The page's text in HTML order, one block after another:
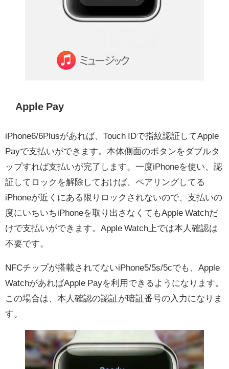
Apple Pay
iPhone6/6Plusがあれば、Touch IDで指紋認証してApple
Payで支払いができます。本体側面のボタンをダブルタ
ップすれば支払いが完了します。一度iPhoneを使い、認
証してロックを解除しておけば、ペアリングしてる
iPhoneが近くにある限りロックされないので、支払いの
度にいちいちiPhoneを取り出さなくてもApple Watchだ
けで支払いができます。Apple Watch上では本人確認は
不要です。
NFCチップが搭載されてないiPhone5/5s/5cでも、Apple
WatchがあればApple Payを利用できるようになります。
この場合は、本人確認の認証が暗証番号の入力になりま
す。